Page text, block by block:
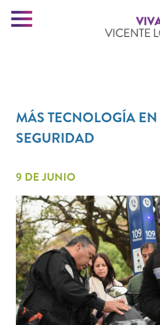
Menu
VICENTE LOPEZ
PORTAL DE
CONTACTO
MÁS TECNOLOGÍA EN
SEGURIDAD
9 DE JUNIO